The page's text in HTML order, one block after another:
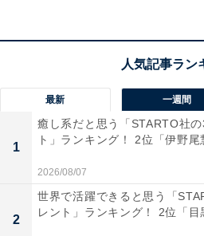
最新 一週間
1
癒し系だと思う「STARTO社
ト」ランキング！ 2位「伊野尾
2026/08/07
2
世界で活躍できると思う「
レント」ランキング！ 2位「目